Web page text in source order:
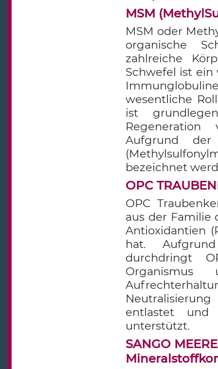
MSM
MSM oder
organische
zahlreiche
Schwefel ist
wesentliche
ist
Regeneration
Aufgrund
bezeichnet
OPC
OPC
aus der Familie
Antioxidantien
hat.
durchdringt
entlastet und
unterstützt.
SANGO